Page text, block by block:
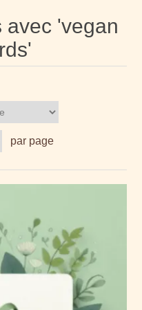
avec 'vegan
par page